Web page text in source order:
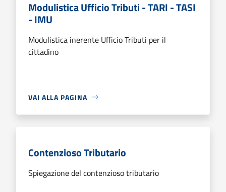
Modulistica Ufficio Tributi - TARI - TASI
- IMU
Modulistica inerente Ufficio Tributi per il
cittadino
VAI ALLA PAGINA
Contenzioso Tributario
Spiegazione del contenzioso tributario